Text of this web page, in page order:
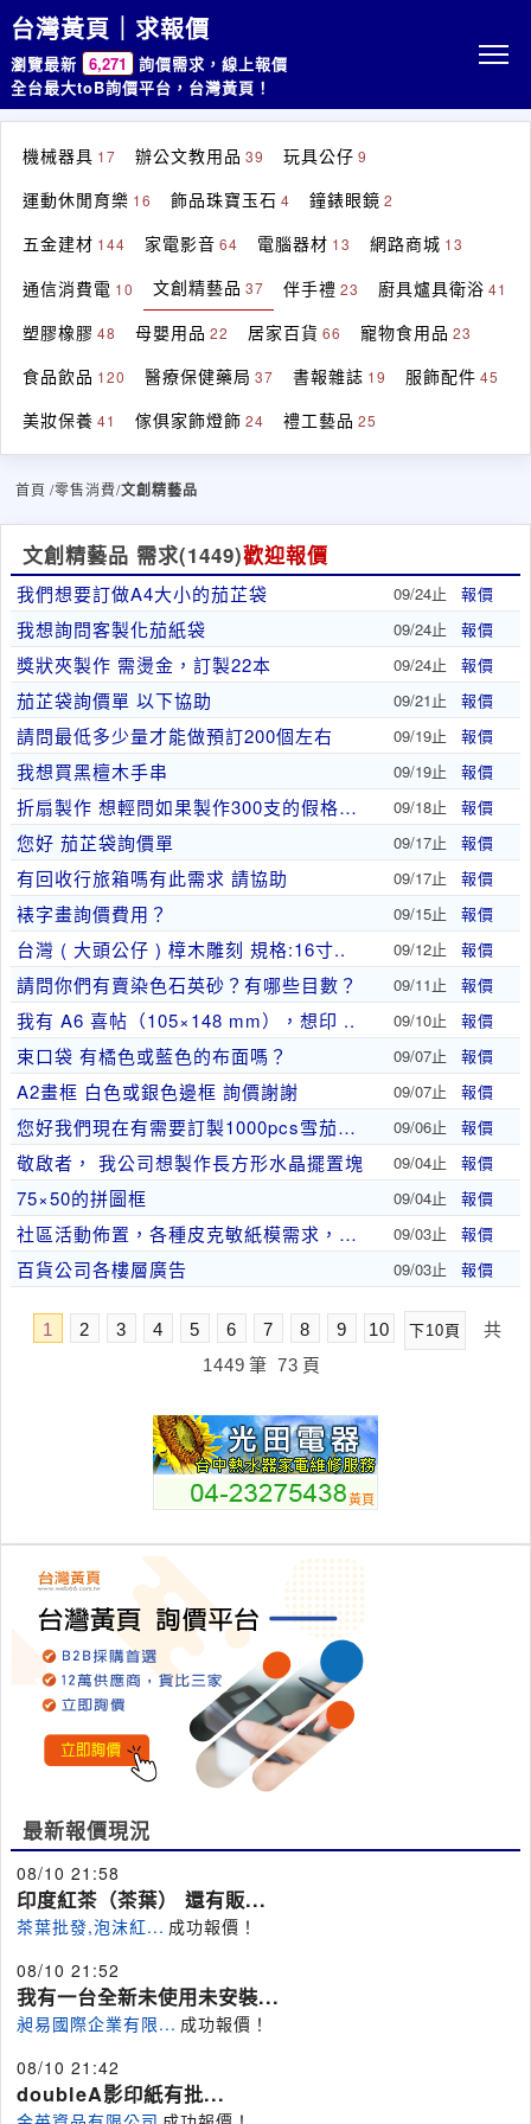
台灣黃頁｜求報價
瀏覽最新 6,271
詢價需求，線上報價
全台最大toB詢價平台，台灣黃頁！
機械器具 17 辦公文教用品 39 玩具公仔 9
運動休閒育樂 16 飾品珠寶玉石 4 鐘錶眼鏡 2
五金建材 144 家電影音 64 電腦器材 13 網路商城 13
通信消費電 10 文創精藝品 37 伴手禮 23 廚具爐具衛浴 41
塑膠橡膠 48 母嬰用品 22 居家百貨 66 寵物食用品 23
食品飲品 120 醫療保健藥局 37 書報雜誌 19 服飾配件 45
美妝保養 41 傢俱家飾燈飾 24 禮工藝品 25
首頁 /零售消費/文創精藝品
文創精藝品 需求(1449)歡迎報價
我們想要訂做A4大小的茄芷袋 09/24止 報價
我想詢問客製化茄紙袋 09/24止 報價
獎狀夾製作 需燙金，訂製22本 09/24止 報價
茄芷袋詢價單 以下協助 09/21止 報價
請問最低多少量才能做預訂200個左右 09/19止 報價
我想買黑檀木手串 09/19止 報價
折扇製作 想輕問如果製作300支的假格是多少呢？ 09/18止 報價
您好 茄芷袋詢價單 09/17止 報價
有回收行旅箱嗎有此需求 請協助 09/17止 報價
裱字畫詢價費用？ 09/15止 報價
台灣 ( 大頭公仔 ) 樟木雕刻 規格:16寸.. 09/12止 報價
請問你們有賣染色石英砂？有哪些目數？ 09/11止 報價
我有 A6 喜帖（105×148 mm），想印 .. 09/10止 報價
束口袋 有橘色或藍色的布面嗎？ 09/07止 報價
A2畫框 白色或銀色邊框 詢價謝謝 09/07止 報價
您好我們現在有需要訂製1000pcs雪茄煙灰缸 09/06止 報價
敬啟者， 我公司想製作長方形水晶擺置塊 09/04止 報價
75×50的拼圖框 09/04止 報價
社區活動佈置，各種皮克敏紙模需求，岩皮、冰皮、紫.. 09/03止 報價
百貨公司各樓層廣告 09/03止 報價
1 2 3 4 5 6 7 8 9 10 下10頁
共
1449 筆 73 頁
最新報價現況
08/10 21:58
印度紅茶（茶葉） 還有販...
茶葉批發,泡沫紅... 成功報價！
08/10 21:52
我有一台全新未使用未安裝...
昶易國際企業有限... 成功報價！
08/10 21:42
doubleA影印紙有批...